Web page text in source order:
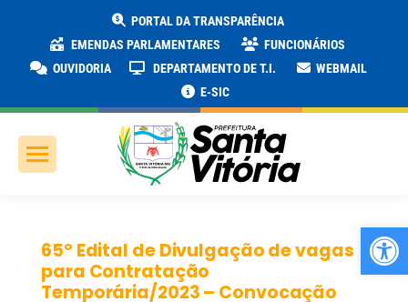
PORTAL DA TRANSPARÊNCIA
EMENDAS PARLAMENTARES
FUNCIONÁRIOS
OUVIDORIA
DEPARTAMENTO DE T.I.
WEBMAIL
E-SIC
65º Edital de Divulgação de vagas
para Contratação
Temporária/2023 – Convocação